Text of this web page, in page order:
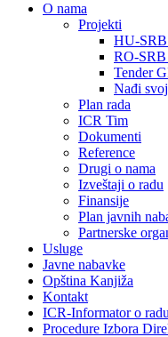
О nama
Projekti
HU-
RO-SRB
Tender
Nađi
Plan rada
ICR Tim
Dokumenti
Reference
Drugi o nama
Izveštaji o radu
Finansije
Plan javnih
Partnerske
Usluge
Javne nabavke
Opština Kanjiža
Kontakt
ICR-Informator o radu
Procedure Izbora